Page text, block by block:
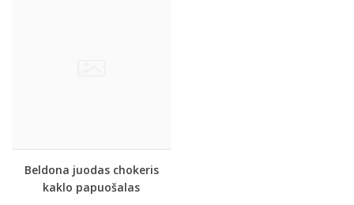
Beldona juodas chokeris
kaklo papuošalas